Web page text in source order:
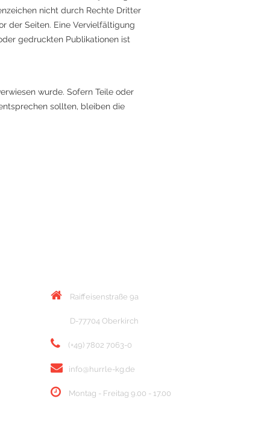
nicht durch Rechte Dritter
der Seiten. Eine Vervielfältigung
gedruckten Publikationen ist
wurde. Sofern Teile oder
sollten, bleiben die
Raiffeisenstraße 9a
D-77704 Oberkirch
(+49) 7802 7063-0
info@hurrle-kg.de
Montag - Freitag 9.00 - 17.00